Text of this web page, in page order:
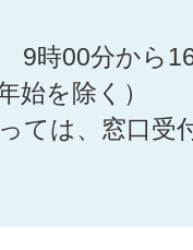
9時00分から
始を除く）
ては、窓口受